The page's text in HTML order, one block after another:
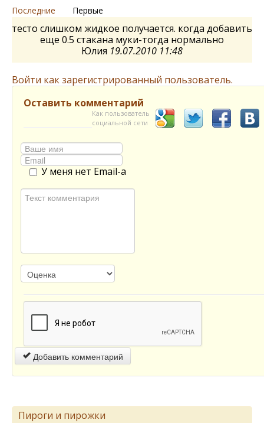
Последние Первые
тесто слишком жидкое получается. когда добавить
еще 0.5 стакана муки-тогда нормально
Юлия 19.07.2010 11:48
Войти как зарегистрированный пользователь.
Оставить комментарий
Как пользователь
социальной сети
У меня нет Email-а
Добавить комментарий
Пироги и пирожки